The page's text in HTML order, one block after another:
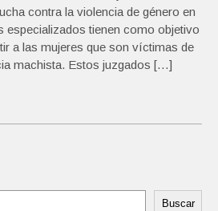
contra la violencia de género en
especializados tienen como objetivo
a las mujeres que son víctimas de
machista. Estos juzgados […]
Buscar